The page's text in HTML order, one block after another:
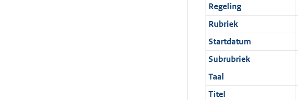
Regeling
Rubriek
Startdatum
Subrubriek
Taal
Titel